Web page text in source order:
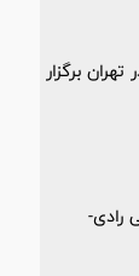
در تهران برگزار
طی احکام جداگانه­‌ای از سوی حمیده ­بانو عنقا، رئیس هیئت مدیره­ ی بنیاد اکبر رادی، دبیر و دبیر علمی پنجمین همایش ملی رادی­